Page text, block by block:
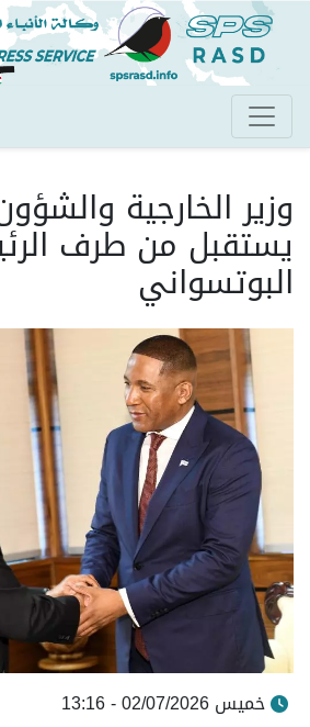
تجاوز
إلى
المحتوى
الرئيسي
وزير الخارجية
يستقبل من طرف
البوتسواني
خميس 02/07/2026 - 13:16